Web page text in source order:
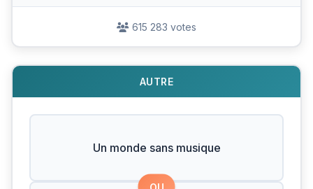
615 283 votes
AUTRE
Un monde sans musique